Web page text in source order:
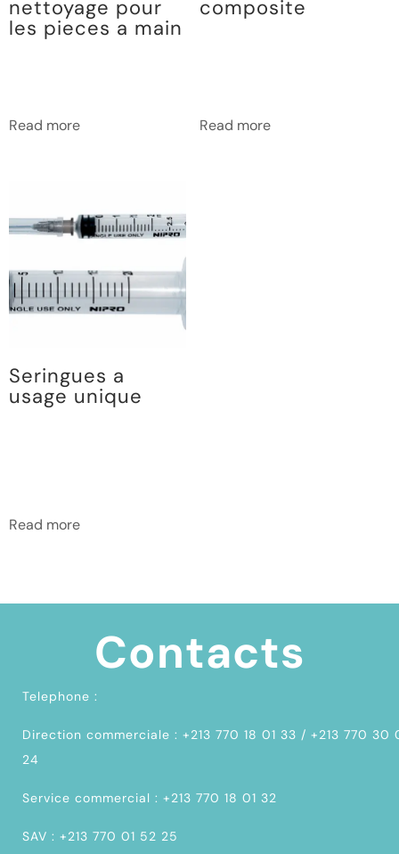
nettoyage pour
les pieces a main
Read more
composite
Read more
Seringues a
usage unique
Read more
Contacts
Telephone :
Direction commerciale : +213 770 18 01 33 / +213 770 30
24
Service commercial : +213 770 18 01 32
SAV : +213 770 01 52 25